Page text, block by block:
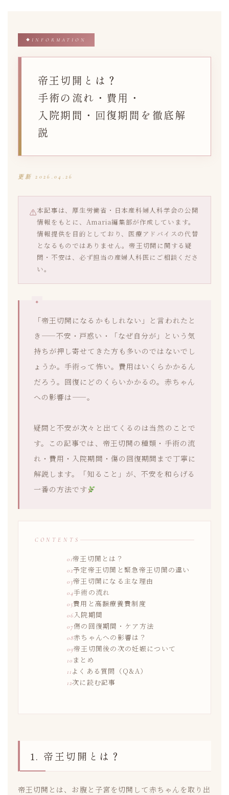
INFORMATION
帝王切開とは？
手術の流れ・費用・
入院期間・回復期間を徹底解
説
更新 2026.04.26
⚠本記事は、厚生労働省・日本産科婦人科学会の公開
情報をもとに、Amaria編集部が作成しています。
情報提供を目的としており、医療アドバイスの代替
となるものではありません。帝王切開に関する疑
問・不安は、必ず担当の産婦人科医にご相談くださ
い。
「帝王切開になるかもしれない」と言われたと
き——不安・戸惑い・「なぜ自分が」という気
持ちが押し寄せてきた方も多いのではないでし
ょうか。手術って怖い。費用はいくらかかるん
だろう。回復にどのくらいかかるの。赤ちゃん
への影響は——。
疑問と不安が次々と出てくるのは当然のことで
す。この記事では、帝王切開の種類・手術の流
れ・費用・入院期間・傷の回復期間まで丁寧に
解説します。「知ること」が、不安を和らげる
一番の方法です
CONTENTS
帝王切開とは？
予定帝王切開と緊急帝王切開の違い
帝王切開になる主な理由
手術の流れ
費用と高額療養費制度
入院期間
傷の回復期間・ケア方法
赤ちゃんへの影響は？
帝王切開後の次の妊娠について
まとめ
よくある質問（Q&A）
次に読む記事
1. 帝王切開とは？
帝王切開とは、お腹と子宮を切開して赤ちゃんを取り出